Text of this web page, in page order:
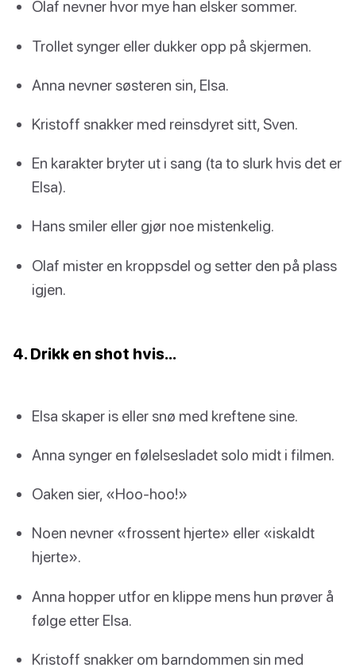
Olaf nevner hvor mye han elsker sommer.
Trollet synger eller dukker opp på skjermen.
Anna nevner søsteren sin, Elsa.
Kristoff snakker med reinsdyret sitt, Sven.
En karakter bryter ut i sang (ta to slurk hvis det er
Elsa).
Hans smiler eller gjør noe mistenkelig.
Olaf mister en kroppsdel og setter den på plass
igjen.
4. Drikk en shot hvis…
Elsa skaper is eller snø med kreftene sine.
Anna synger en følelsesladet solo midt i filmen.
Oaken sier, «Hoo-hoo!»
Noen nevner «frossent hjerte» eller «iskaldt
hjerte».
Anna hopper utfor en klippe mens hun prøver å
følge etter Elsa.
Kristoff snakker om barndommen sin med